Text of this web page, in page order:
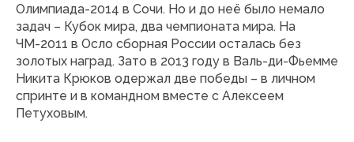
Олимпиада-2014 в Сочи. Но и до неё было немало
задач – Кубок мира, два чемпионата мира. На
ЧМ-2011 в Осло сборная России осталась без
золотых наград. Зато в 2013 году в Валь-ди-Фьемме
Никита Крюков одержал две победы – в личном
спринте и в командном вместе с Алексеем
Петуховым.